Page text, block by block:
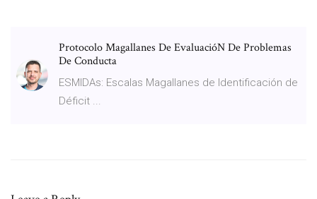
Protocolo Magallanes De EvaluacióN De Problemas
De Conducta
ESMIDAs: Escalas Magallanes de Identificación de
Déficit ...